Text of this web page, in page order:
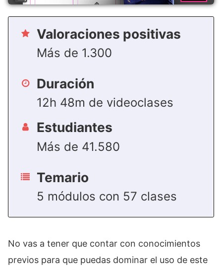
Valoraciones positivas
Más de 1.300
Duración
12h 48m de videoclases
Estudiantes
Más de 41.580
Temario
5 módulos con 57 clases
No vas a tener que contar con conocimientos
previos para que puedas dominar el uso de este